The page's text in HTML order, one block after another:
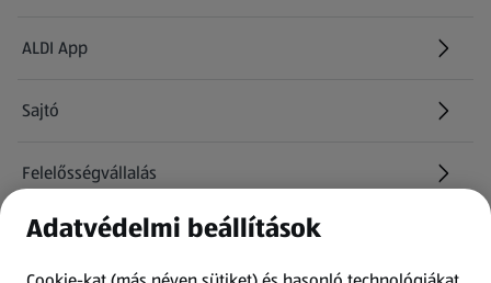
ALDI App
Sajtó
Felelősségvállalás
Információk
Adatvédelmi beállítások